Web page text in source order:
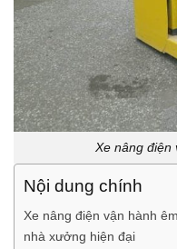
Xe nâng điện
Nội dung chính
Xe nâng điện vận hành
nhà xưởng hiện đại